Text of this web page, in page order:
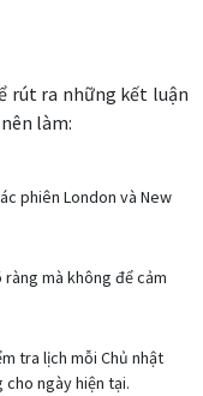
rút ra những kết luận
làm:
phiên London và New
mà không để cảm
tra lịch mỗi Chủ nhật
ngày hiện tại.